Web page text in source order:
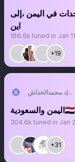
في اليمن ،إلى
اين
166.6k tuned in Jan
+19
304.6k tuned in Jan
+31